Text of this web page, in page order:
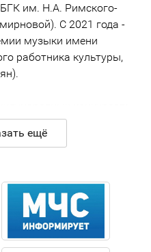
им. Н.А. Римского-
С 2021 года -
музыки имени
работника культуры,
конкурсов:
конкурса им. М.
конкурса
И.Ф.
Международный
сезоны»
ещё